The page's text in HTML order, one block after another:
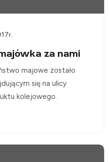
za nami
majowe zostało
się na ulicy
kolejowego.